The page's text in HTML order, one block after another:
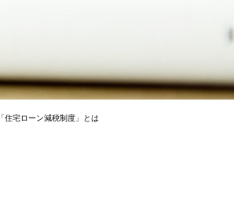
住宅ローン減税制度」とは